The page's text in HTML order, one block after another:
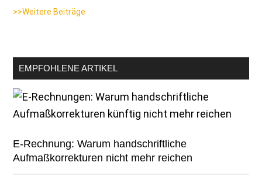
>>Weitere Beiträge
EMPFOHLENE ARTIKEL
E-Rechnung: Warum handschriftliche
Aufmaßkorrekturen nicht mehr reichen